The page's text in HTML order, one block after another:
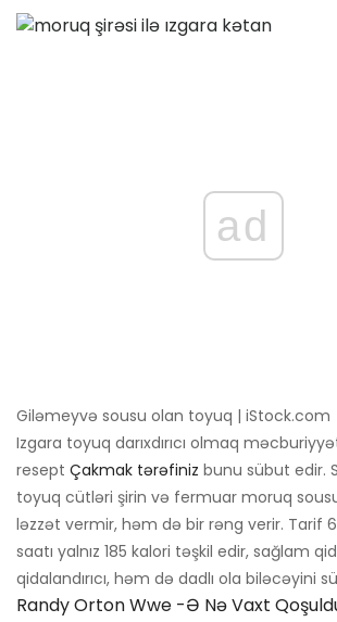
ad
Giləmeyvə sousu olan toyuq | iStock.com
Izgara toyuq darıxdırıcı olmaq
resept Çakmak tərəfiniz bunu sübut edir.
toyuq cütləri şirin və fermuar moruq
ləzzət vermir, həm də bir rəng verir. Tarif
saatı yalnız 185 kalori təşkil edir, sağlam
qidalandırıcı, həm də dadlı ola biləcəyini
Randy Orton Wwe -ə Nə Vaxt